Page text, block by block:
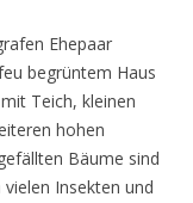
Ehepaar
begrüntem Haus
Teich, kleinen
hohen
Bäume sind
Insekten und